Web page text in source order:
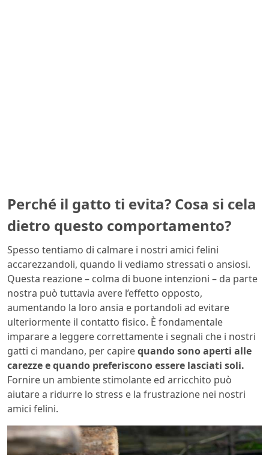
Perché il gatto ti evita? Cosa si cela
dietro questo comportamento?
Spesso tentiamo di calmare i nostri amici felini
accarezzandoli, quando li vediamo stressati o ansiosi.
Questa reazione – colma di buone intenzioni – da parte
nostra può tuttavia avere l’effetto opposto,
aumentando la loro ansia e portandoli ad evitare
ulteriormente il contatto fisico. È fondamentale
imparare a leggere correttamente i segnali che i nostri
gatti ci mandano, per capirequando sono aperti alle
carezze e quando preferiscono essere lasciati soli.
Fornire un ambiente stimolante ed arricchito può
aiutare a ridurre lo stress e la frustrazione nei nostri
amici felini.